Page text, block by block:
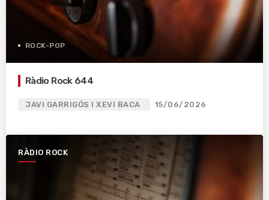
ROCK-POP
Ràdio Rock 644
JAVI GARRIGÓS I XEVI BACA 15/06/2026
RÀDIO ROCK